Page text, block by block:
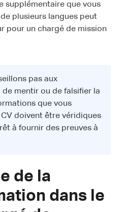
supplémentaire que vous
plusieurs langues peut
pour un chargé de mission
pas aux
mentir ou de falsifier la
que vous
doivent être véridiques
à fournir des preuves à
de la
dans le